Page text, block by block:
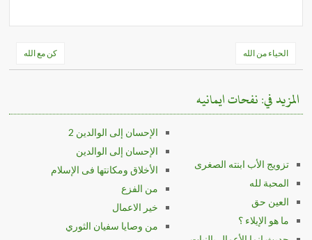
تصفّح
المقالات
الحياء من الله كن مع الله
المزيد في: نفحات ايمانيه
تزويج الأب ابنته الصغرى
المحبة لله
العين حق
ما هو الإيلاء ؟
الإحسان إلى الوالدين 2
الإحسان إلى الوالدين
الأخلاق ومكانتها فى الإسلام
من الفزع
خير الاعمال
من وصايا سفيان الثوري